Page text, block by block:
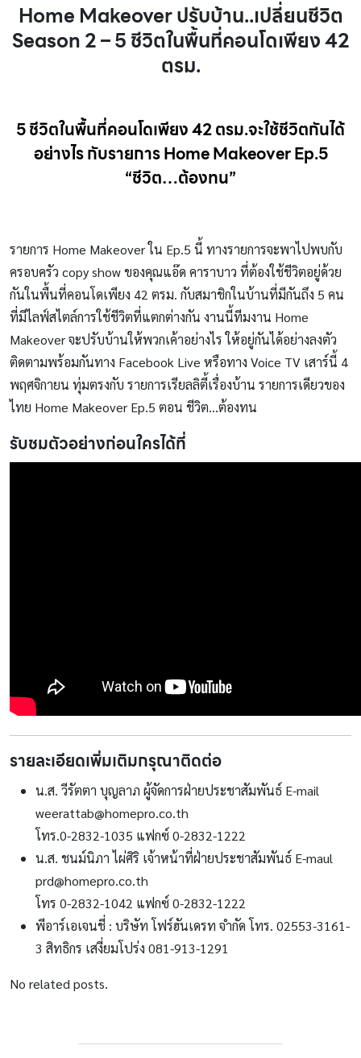
Home Makeover ปรับบ้าน..เปลี่ยนชีวิต
Season 2 – 5 ชีวิตในพื้นที่คอนโดเพียง 42
ตรม.
5 ชีวิตในพื้นที่คอนโดเพียง 42 ตรม.จะใช้ชีวิตกันได้
อย่างไร กับรายการ Home Makeover Ep.5
“ชีวิต…ต้องทน”
รายการ Home Makeover ใน Ep.5 นี้ ทางรายการจะพาไปพบกับ
ครอบครัว copy show ของคุณแอ๊ด คาราบาว ที่ต้องใช้ชีวิตอยู่ด้วย
กันในพื้นที่คอนโดเพียง 42 ตรม. กับสมาชิกในบ้านที่มีกันถึง 5 คน
ที่มีไลฟ์สไตล์การใช้ชีวิตที่แตกต่างกัน งานนี้ทีมงาน Home
Makeover จะปรับบ้านให้พวกเค้าอย่างไร ให้อยู่กันได้อย่างลงตัว
ติดตามพร้อมกันทาง Facebook Live หรือทาง Voice TV เสาร์นี้ 4
พฤศจิกายน ทุ่มตรงกับ รายการเรียลลิตี้เรื่องบ้าน รายการเดียวของ
ไทย Home Makeover Ep.5 ตอน ชีวิต…ต้องทน
รับชมตัวอย่างก่อนใครได้ที่
รายละเอียดเพิ่มเติมกรุณาติดต่อ
น.ส. วีรัตตา บุญลาภ ผู้จัดการฝ่ายประชาสัมพันธ์ E-mail
weerattab@homepro.co.th
โทร.0-2832-1035 แฟกซ์ 0-2832-1222
น.ส. ชนม์นิภา ไผ่ศิริ เจ้าหน้าที่ฝ่ายประชาสัมพันธ์ E-maul
prd@homepro.co.th
โทร 0-2832-1042 แฟกซ์ 0-2832-1222
พีอาร์เอเจนชี่ : บริษัท โฟร์ฮันเดรท จำกัด โทร. 02553-3161-
3 สิทธิกร เสงี่ยมโปร่ง 081-913-1291
No related posts.